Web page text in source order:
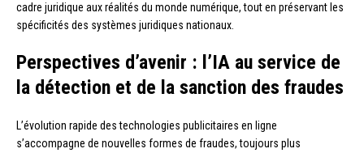
cadre juridique aux réalités du monde numérique, tout en préservant les
spécificités des systèmes juridiques nationaux.
Perspectives d’avenir : l’IA au service de
la détection et de la sanction des fraudes
L’évolution rapide des technologies publicitaires en ligne
s’accompagne de nouvelles formes de fraudes, toujours plus